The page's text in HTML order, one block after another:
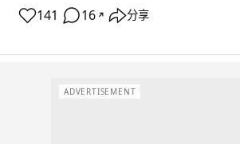
141 16 ↗ 分享
ADVERTISEMENT